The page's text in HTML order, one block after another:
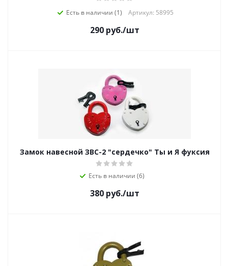
Есть в наличии (1) Артикул: 58995
290руб./шт
Замок навесной ЗВС-2 "сердечко" Ты и Я фуксия
Есть в наличии (6)
380руб./шт